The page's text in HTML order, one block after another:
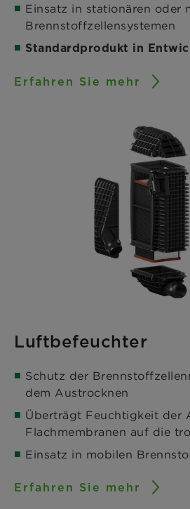
Einsatz in stationären oder
Brennstoffzellensystemen
Standardprodukt in
Erfahren Sie mehr
Luftbefeuchter
Schutz der
dem Austrocknen
Überträgt Feuchtigkeit der
Flachmembranen auf die
Einsatz in mobilen
Erfahren Sie mehr